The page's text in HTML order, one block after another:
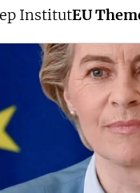
InstitutEU